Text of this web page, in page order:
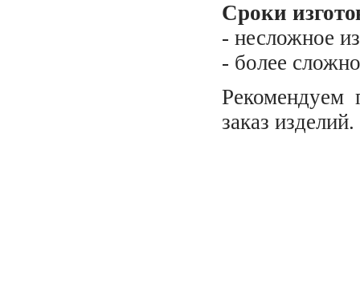
Сроки
- несложное
- более
Рекомендуем
заказ изделий.